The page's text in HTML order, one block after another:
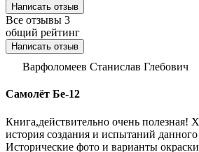
Написать отзыв
Все отзывы 3
общий рейтинг
Написать отзыв
Варфоломеев Станислав Глебович
Самолёт Бе-12
Книга,действительно очень полезная!
история создания и испытаний данного
Исторические фото и варианты